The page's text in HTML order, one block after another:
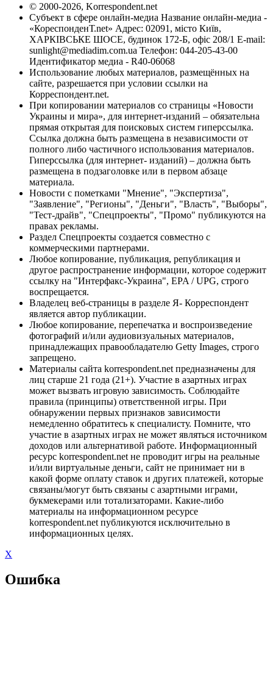
© 2000-2026, Korrespondent.net
Субъект в сфере онлайн-медиа Название онлайн-медиа -
«КореспонденТ.net» Адрес: 02091, місто Київ,
ХАРКІВСЬКЕ ШОСЕ, будинок 172-Б, офіс 208/1 E-mail:
sunlight@mediadim.com.ua Телефон: 044-205-43-00
Идентификатор медиа - R40-06068
Использование любых материалов, размещённых на
сайте, разрешается при условии ссылки на
Корреспондент.net.
При копировании материалов со страницы «Новости
Украины и мира», для интернет-изданий – обязательна
прямая открытая для поисковых систем гиперссылка.
Ссылка должна быть размещена в независимости от
полного либо частичного использования материалов.
Гиперссылка (для интернет- изданий) – должна быть
размещена в подзаголовке или в первом абзаце
материала.
Новости с пометками "Мнение", "Экспертиза",
"Заявление", "Регионы", "Деньги", "Власть", "Выборы",
"Тест-драйв", "Спецпроекты", "Промо" публикуются на
правах рекламы.
Раздел Спецпроекты создается совместно с
коммерческими партнерами.
Любое копирование, публикация, републикация и
другое распространение информации, которое содержит
ссылку на "Интерфакс-Украина", EPA / UPG, строго
воспрещается.
Владелец веб-страницы в разделе Я- Корреспондент
является автор публикации.
Любое копирование, перепечатка и воспроизведение
фотографий и/или аудиовизуальных материалов,
принадлежащих правообладателю Getty Images, строго
запрещено.
Материалы сайта korrespondent.net предназначены для
лиц старше 21 года (21+). Участие в азартных играх
может вызвать игровую зависимость. Соблюдайте
правила (принципы) ответственной игры. При
обнаружении первых признаков зависимости
немедленно обратитесь к специалисту. Помните, что
участие в азартных играх не может являться источником
доходов или альтернативой работе. Информационный
ресурс korrespondent.net не проводит игры на реальные
и/или виртуальные деньги, сайт не принимает ни в
какой форме оплату ставок и других платежей, которые
связаны/могут быть связаны с азартными играми,
букмекерами или тотализаторами. Какие-либо
материалы на информационном ресурсе
korrespondent.net публикуются исключительно в
информационных целях.
X
Ошибка